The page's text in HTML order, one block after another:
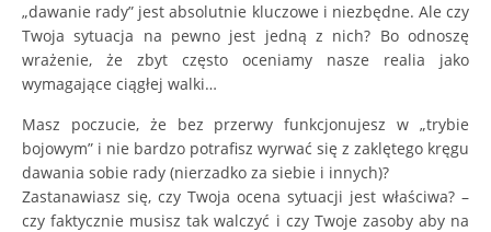
„dawanie rady” jest absolutnie kluczowe i niezbędne. Ale czy
Twoja sytuacja na pewno jest jedną z nich? Bo odnoszę
wrażenie, że zbyt często oceniamy nasze realia jako
wymagające ciągłej walki…
Masz poczucie, że bez przerwy funkcjonujesz w „trybie
bojowym” i nie bardzo potrafisz wyrwać się z zaklętego kręgu
dawania sobie rady (nierzadko za siebie i innych)?
Zastanawiasz się, czy Twoja ocena sytuacji jest właściwa? –
czy faktycznie musisz tak walczyć i czy Twoje zasoby aby na